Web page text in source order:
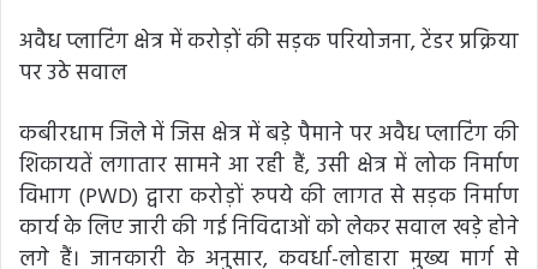
अवैध प्लाटिंग क्षेत्र में करोड़ों की सड़क परियोजना, टेंडर प्रक्रिया
पर उठे सवाल
कबीरधाम जिले में जिस क्षेत्र में बड़े पैमाने पर अवैध प्लाटिंग की
शिकायतें लगातार सामने आ रही हैं, उसी क्षेत्र में लोक निर्माण
विभाग (PWD) द्वारा करोड़ों रुपये की लागत से सड़क निर्माण
कार्य के लिए जारी की गई निविदाओं को लेकर सवाल खड़े होने
लगे हैं। जानकारी के अनुसार, कवर्धा-लोहारा मुख्य मार्ग से